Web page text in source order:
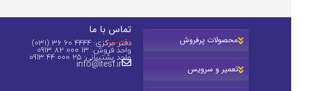
محصولات پرفروش
تعمیر و سرویس
تماس با ما
دفتر مرکزی: 4444 60 36 (031)
واحد فروش: 13 000 82 0913
واحد پشتیبانی: 25 000 44 0913
info@itesf.ir